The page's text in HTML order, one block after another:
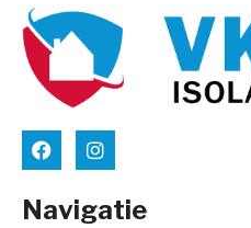
Navigatie